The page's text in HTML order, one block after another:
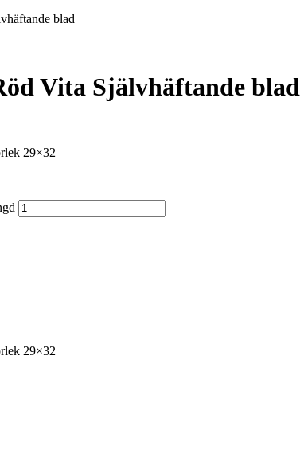
blad
Vita Självhäftande blad
29×32
29×32